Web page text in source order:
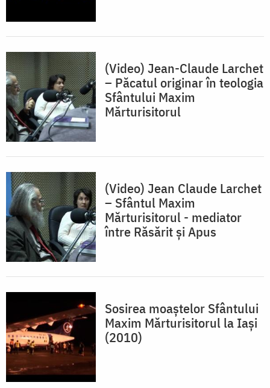
(Video) Jean-Claude Larchet
– Păcatul originar în teologia
Sfântului Maxim
Mărturisitorul
(Video) Jean Claude Larchet
– Sfântul Maxim
Mărturisitorul - mediator
între Răsărit și Apus
Sosirea moaștelor Sfântului
Maxim Mărturisitorul la Iași
(2010)